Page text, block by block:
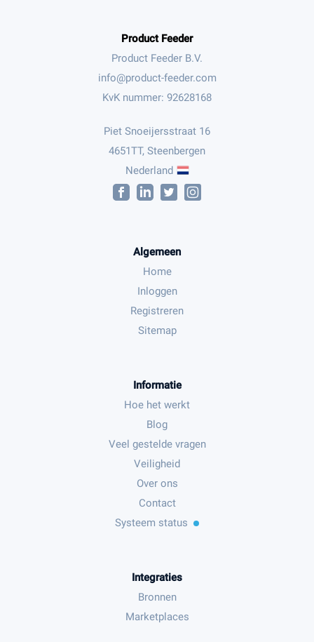
Product Feeder
Product Feeder B.V.
KvK nummer: 92628168
Piet Snoeijersstraat 16
4651TT, Steenbergen
Nederland
Algemeen
Home
Inloggen
Registreren
Sitemap
Informatie
Hoe het werkt
Blog
Veel gestelde vragen
Veiligheid
Over ons
Contact
Systeem status
Integraties
Bronnen
Marketplaces